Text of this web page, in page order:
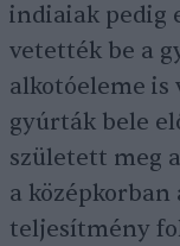
indiaiak pedig
vetették be a
alkotóeleme is
gyúrták bele
született meg
a középkorban
teljesítmény